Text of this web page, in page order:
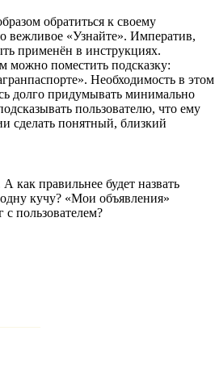
обратиться к своему
вежливое «Узнайте». Императив,
применён в инструкциях.
можно поместить подсказку:
Необходимость в этом
долго придумывать минимально
пользователю, что ему
сделать понятный, близкий
как правильнее будет назвать
кучу? «Мои объявления»
пользователем?